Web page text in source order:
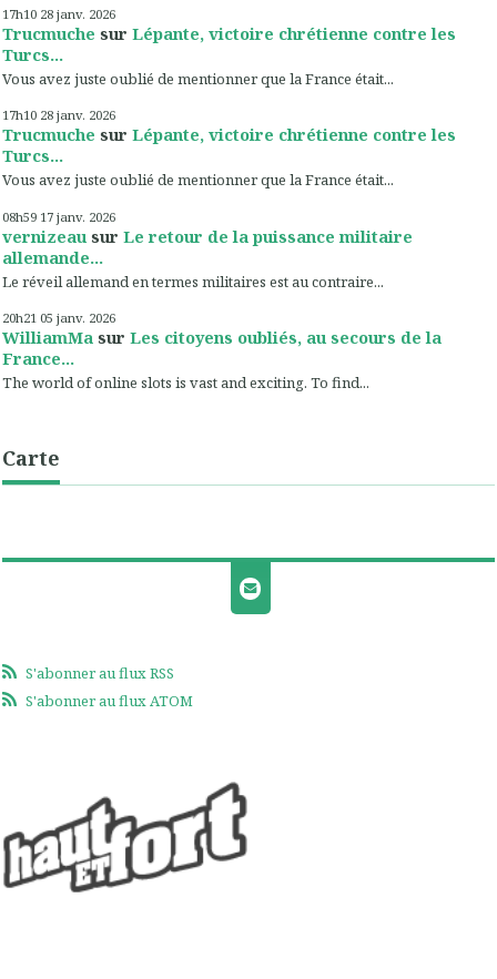
17h10 28 janv. 2026
Trucmuche sur Lépante, victoire chrétienne contre les
Turcs...
Vous avez juste oublié de mentionner que la France était...
17h10 28 janv. 2026
Trucmuche sur Lépante, victoire chrétienne contre les
Turcs...
Vous avez juste oublié de mentionner que la France était...
08h59 17 janv. 2026
vernizeau sur Le retour de la puissance militaire
allemande...
Le réveil allemand en termes militaires est au contraire...
20h21 05 janv. 2026
WilliamMa sur Les citoyens oubliés, au secours de la
France...
The world of online slots is vast and exciting. To find...
Carte
S'abonner au flux RSS
S'abonner au flux ATOM